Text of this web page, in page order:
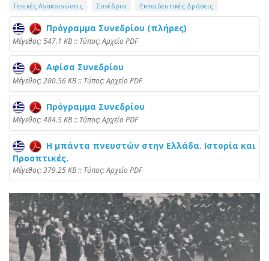
Γενικές Ανακοινώσεις Συνέδρια Εκπαιδευτικές Δράσεις
Πρόγραμμα Συνεδρίου (πλήρες)
Mέγεθος: 547.1 KB :: Τύπος: Αρχείο PDF
Αφίσα Συνεδρίου
Mέγεθος: 280.56 KB :: Τύπος: Αρχείο PDF
Πρόγραμμα Συνεδρίου
Mέγεθος: 484.5 KB :: Τύπος: Αρχείο PDF
Η μπάντα πνευστών στην Ελλάδα. Ιστορία και
Προοπτικές.
Mέγεθος: 379.25 KB :: Τύπος: Αρχείο PDF